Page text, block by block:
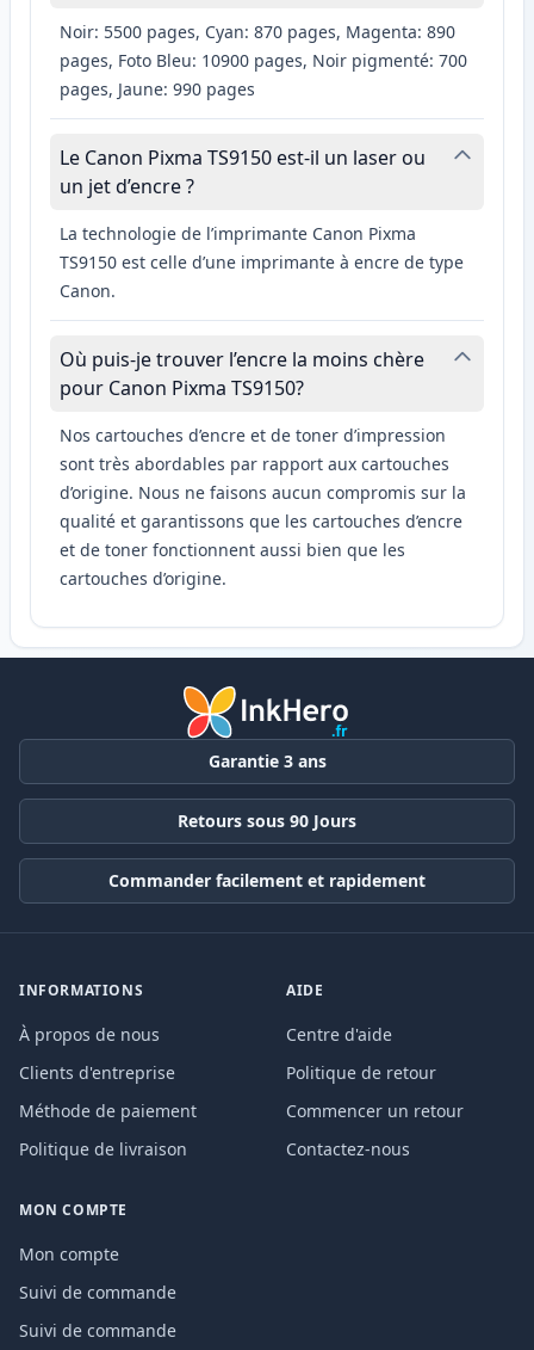
Noir: 5500 pages, Cyan: 870 pages, Magenta: 890
pages, Foto Bleu: 10900 pages, Noir pigmenté: 700
pages, Jaune: 990 pages
Le Canon Pixma TS9150 est-il un laser ou
un jet d’encre ?
La technologie de l’imprimante Canon Pixma
TS9150 est celle d’une imprimante à encre de type
Canon.
Où puis-je trouver l’encre la moins chère
pour Canon Pixma TS9150?
Nos cartouches d’encre et de toner d’impression
sont très abordables par rapport aux cartouches
d’origine. Nous ne faisons aucun compromis sur la
qualité et garantissons que les cartouches d’encre
et de toner fonctionnent aussi bien que les
cartouches d’origine.
Garantie 3 ans
Retours sous 90 Jours
Commander facilement et rapidement
INFORMATIONS
À propos de nous
Clients d'entreprise
Méthode de paiement
Politique de livraison
AIDE
Centre d'aide
Politique de retour
Commencer un retour
Contactez-nous
MON COMPTE
Mon compte
Suivi de commande
Suivi de commande